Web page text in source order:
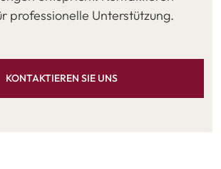
professionelle Unterstützung.
KONTAKTIEREN SIE UNS